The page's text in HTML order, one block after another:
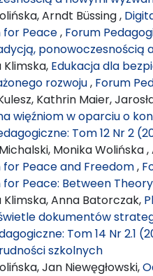
Arndt Büssing ,
for Peace, Forum
ponowoczesnością
Klimska, Edukacja dla
rozwoju, Forum
Kathrin Maier,
więźniom w oparciu o
Tom 12 Nr 2
Monika Wolińska
for Peace and Freedom,
for Peace: Between
Klimska, Anna Batorczak,
dokumentów
Tom 14 Nr 2.1
szkolnych
Jan Niewęgłowski,